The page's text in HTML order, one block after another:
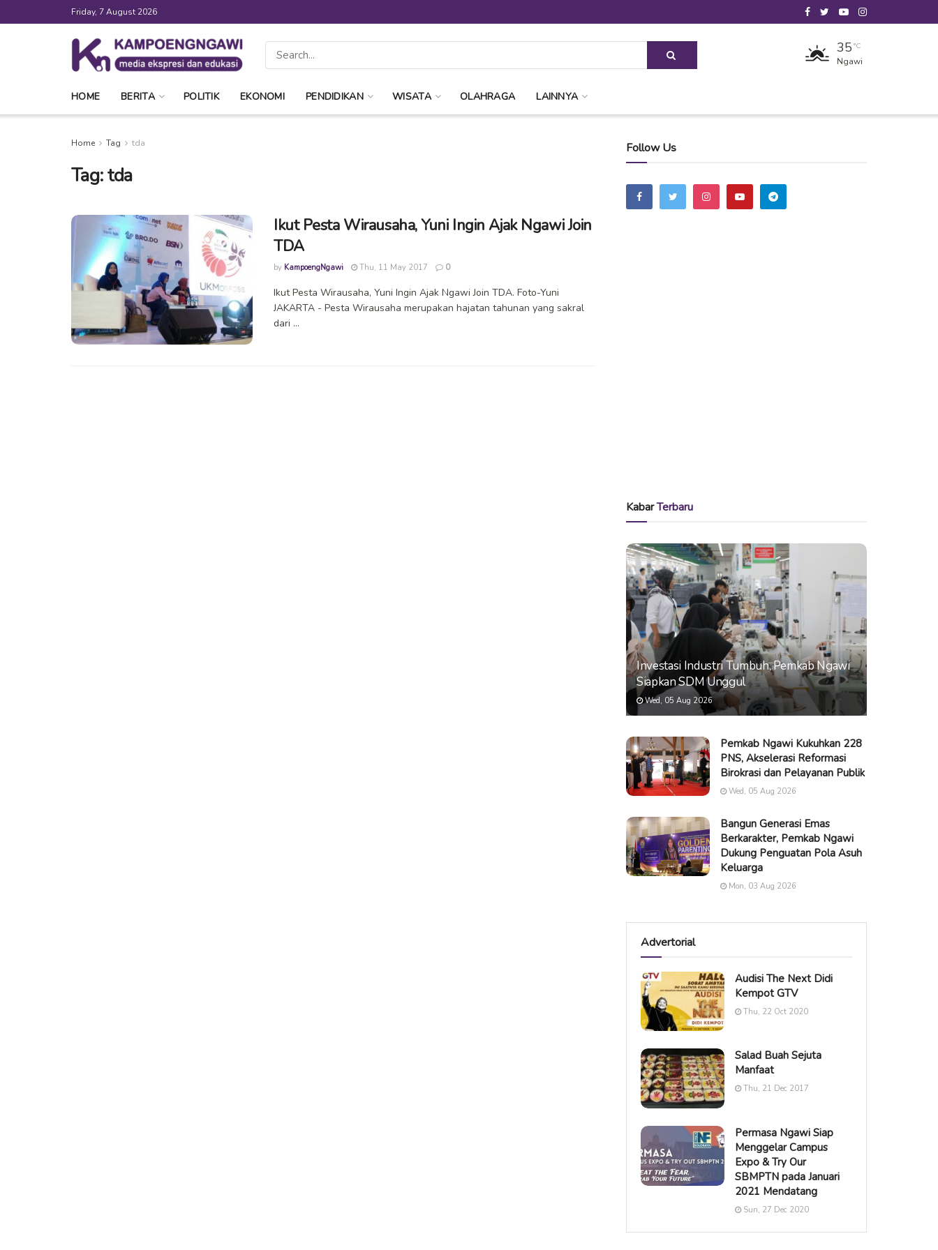
Friday, 7 August 2026
35 °C
Ngawi
HOME BERITA POLITIK EKONOMI PENDIDIKAN WISATA OLAHRAGA LAINNYA
Home Tag tda
Tag:tda
Ikut Pesta Wirausaha, Yuni Ingin Ajak Ngawi Join
TDA
by KampoengNgawi Thu, 11 May 2017 0
Ikut Pesta Wirausaha, Yuni Ingin Ajak Ngawi Join TDA. Foto-Yuni
JAKARTA - Pesta Wirausaha merupakan hajatan tahunan yang sakral
dari ...
Follow Us
KabarTerbaru
Investasi Industri Tumbuh, Pemkab Ngawi
Siapkan SDM Unggul
Wed, 05 Aug 2026
Pemkab Ngawi Kukuhkan 228
PNS, Akselerasi Reformasi
Birokrasi dan Pelayanan Publik
Wed, 05 Aug 2026
Bangun Generasi Emas
Berkarakter, Pemkab Ngawi
Dukung Penguatan Pola Asuh
Keluarga
Mon, 03 Aug 2026
Advertorial
Audisi The Next Didi
Kempot GTV
Thu, 22 Oct 2020
Salad Buah Sejuta
Manfaat
Thu, 21 Dec 2017
Permasa Ngawi Siap
Menggelar Campus
Expo & Try Our
SBMPTN pada Januari
2021 Mendatang
Sun, 27 Dec 2020